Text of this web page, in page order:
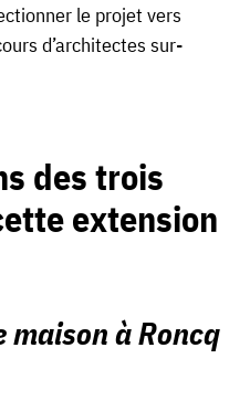
le projet vers
d’architectes sur-
des trois
extension
maison à Roncq